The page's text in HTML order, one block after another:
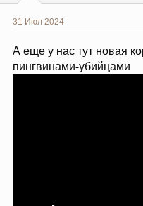
31 Июл 2024
А еще у нас тут новая
пингвинами-убийцами